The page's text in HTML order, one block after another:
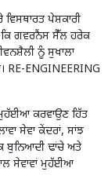
ਪੇਸ਼ਕਾਰੀ
ਕਿ ਗਵਰਨੈਂਸ ਸੈੱਲ ਹਰੇਕ
ਨੂੰ ਸੁਖਾਲਾ
RE-ENGINEERING
ਕਰਵਾਉਣ ਹਿੱਤ
ਸੇਵਾ ਕੇਂਦਰਾਂ, ਸਾਂਝ
ਬੁਨਿਆਦੀ ਢਾਂਚੇ ਅਤੇ
ਸੇਵਾਵਾਂ ਮੁਹੱਈਆ